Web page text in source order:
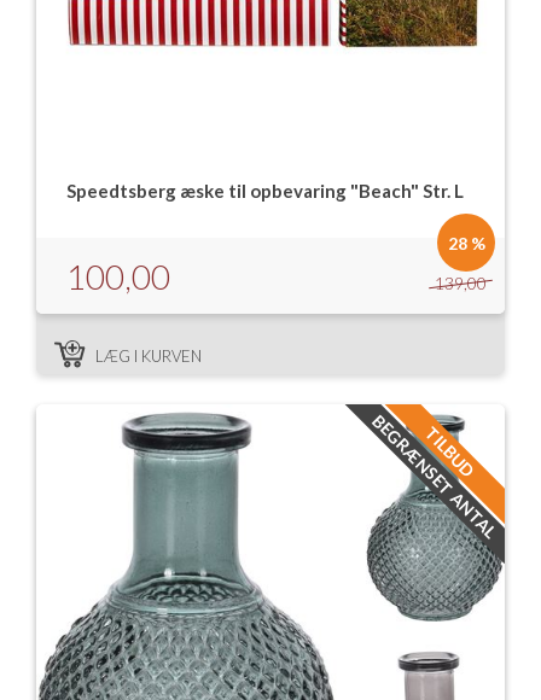
Speedtsberg æske til opbevaring "Beach" Str. L
139,00
100,00
28 %
LÆG I KURVEN
TILBUD
BEGRÆNSET ANTAL